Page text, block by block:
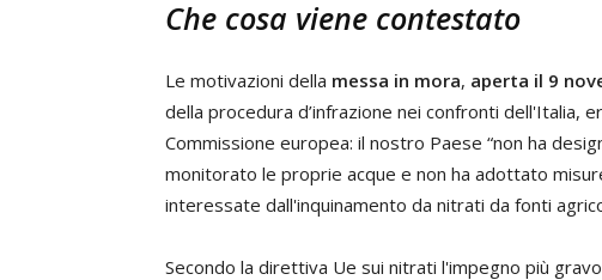
Che cosa viene contestato
Le motivazioni della messa in mora, aperta il 9
della procedura d’infrazione nei confronti dell'Italia,
Commissione europea: il nostro Paese “non ha
monitorato le proprie acque e non ha adottato
interessate dall'inquinamento da nitrati da fonti
Secondo la direttiva Ue sui nitrati l'impegno più